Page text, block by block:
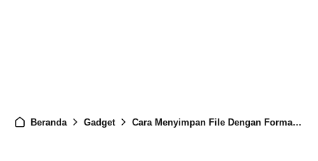
Beranda Gadget Cara Menyimpan File Dengan Format PDF Pada WPS Office Presentasi